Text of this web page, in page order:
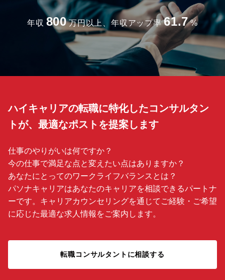
年収 800 万円以上、年収アップ率 61.7 %
ハイキャリアの転職に特化したコンサルタン
トが、最適なポストを提案します
仕事のやりがいは何ですか？
今の仕事で満足な点と変えたい点はありますか？
あなたにとってのワークライフバランスとは？
パソナキャリアはあなたのキャリアを相談できるパートナ
ーです。キャリアカウンセリングを通じてご経験・ご希望
に応じた最適な求人情報をご案内します。
転職コンサルタントに相談する